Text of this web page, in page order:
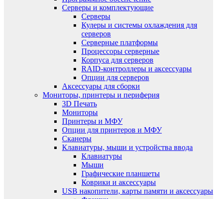
Серверы и комплектующие
Серверы
Кулеры и системы охлаждения для
серверов
Серверные платформы
Процессоры серверные
Корпуса для серверов
RAID-контроллеры и аксессуары
Опции для серверов
Аксессуары для сборки
Мониторы, принтеры и периферия
3D Печать
Мониторы
Принтеры и МФУ
Опции для принтеров и МФУ
Сканеры
Клавиатуры, мыши и устройства ввода
Клавиатуры
Мыши
Графические планшеты
Коврики и аксессуары
USB накопители, карты памяти и аксессуары